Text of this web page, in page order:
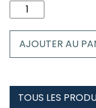
quantité
de
enfant
AJOUTER AU
TOUS LES